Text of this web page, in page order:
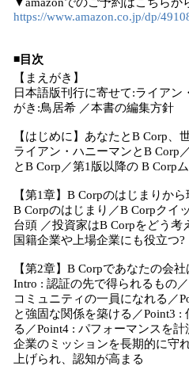
https://www.amazon.co.jp/dp/
◾️目次
【まえがき】
日本語版刊行に寄せて:ライアン
がき:鳥居希 ／本書の編集方針
【はじめに】あなたとB Corp、
ライアン・ハニーマンとB Corp
とB Corp／第1版以降の B Corp
【第1章】B Corpのはじまりか
B Corpのはじまり／B Corpクイ
台頭 ／投資家はB Corpをどう考
国籍企業や上場企業にも役立つ?
【第2章】B Corpであなたの会
Intro : 認証の先で得られるもの
コミュニティの一員になれる／
と強固な関係を築ける／Point3 :
る／Point4 : パフォーマンスを
企業のミッションを長期的に守
上げられ、認知が高まる